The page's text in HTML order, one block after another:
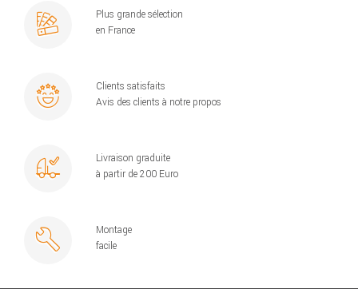
Plus grande sélection
en France
Clients satisfaits
Avis des clients à notre propos
Livraison graduite
à partir de 200 Euro
Montage
facile